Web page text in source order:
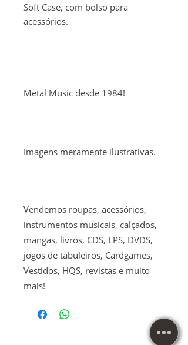
Soft Case, com bolso para
acessórios.
Metal Music desde 1984!
Imagens meramente ilustrativas.
Vendemos roupas, acessórios,
instrumentos musicais, calçados,
mangas, livros, CDS, LPS, DVDS,
jogos de tabuleiros, Cardgames,
Vestidos, HQS, revistas e muito
mais!